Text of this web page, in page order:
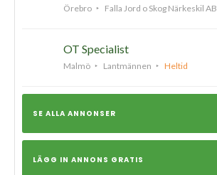
Örebro Falla Jord o Skog Närkeskil AB
OT Specialist
Malmö Lantmännen Heltid
SE ALLA ANNONSER
LÄGG IN ANNONS GRATIS